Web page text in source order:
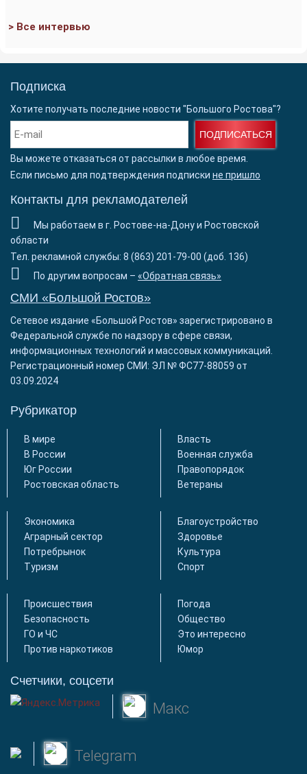
> Все интервью
Подписка
Хотите получать последние новости "Большого Ростова"?
ПОДПИСАТЬСЯ
Вы можете отказаться от рассылки в любое время.
Если письмо для подтверждения подписки не пришло
Контакты для рекламодателей
Мы работаем в г. Ростове-на-Дону и Ростовской
области
Тел. рекламной службы: 8 (863) 201-79-00 (доб. 136)
По другим вопросам – «Обратная связь»
СМИ «Большой Ростов»
Сетевое издание «Большой Ростов» зарегистрировано в
Федеральной службе по надзору в сфере связи,
информационных технологий и массовых коммуникаций.
Регистрационный номер СМИ: ЭЛ № ФС77-88059 от
03.09.2024
Рубрикатор
В мире
В России
Юг России
Ростовская область
Власть
Военная служба
Правопорядок
Ветераны
Экономика
Аграрный сектор
Потребрынок
Туризм
Благоустройство
Здоровье
Культура
Спорт
Происшествия
Безопасность
ГО и ЧС
Против наркотиков
Погода
Общество
Это интересно
Юмор
Счетчики, соцсети
Макс
Telegram